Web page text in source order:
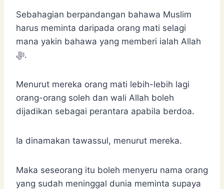
Sebahagian berpandangan bahawa Muslim
harus meminta daripada orang mati selagi
mana yakin bahawa yang memberi ialah Allah
ﷻ.
Menurut mereka orang mati lebih-lebih lagi
orang-orang soleh dan wali Allah boleh
dijadikan sebagai perantara apabila berdoa.
Ia dinamakan tawassul, menurut mereka.
Maka seseorang itu boleh menyeru nama orang
yang sudah meninggal dunia meminta supaya